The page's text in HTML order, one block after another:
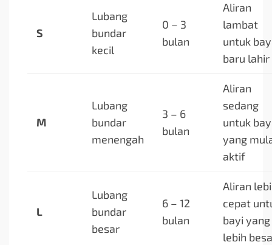
S
Lubang
bundar
kecil
0 – 3
bulan
Aliran
lambat
untuk
baru lahir
M
Lubang
bundar
menengah
3 – 6
bulan
Aliran
sedang
untuk
yang
aktif
L
Lubang
bundar
besar
6 – 12
bulan
Aliran
cepat
bayi yang
lebih